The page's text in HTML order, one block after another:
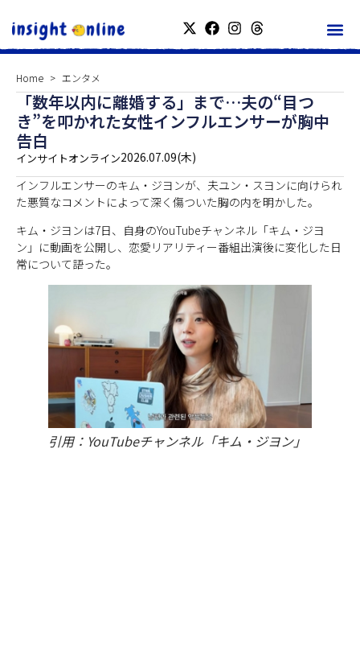
Home エンタメ
「数年以内に離婚する」まで…夫の“目つ
き”を叩かれた女性インフルエンサーが胸中
告白
インサイトオンライン2026.07.09(木)
インフルエンサーのキム・ジヨンが、夫ユン・スヨンに向けられ
た悪質なコメントによって深く傷ついた胸の内を明かした。
キム・ジヨンは7日、自身のYouTubeチャンネル「キム・ジヨ
ン」に動画を公開し、恋愛リアリティー番組出演後に変化した日
常について語った。
引用：YouTubeチャンネル「キム・ジヨン」